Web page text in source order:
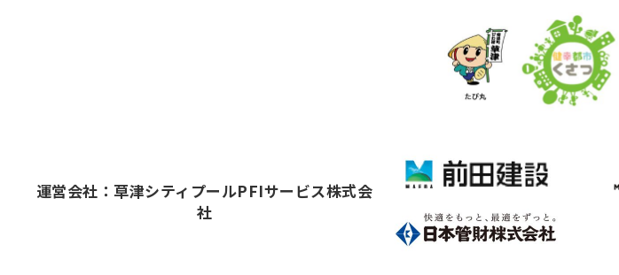
運営会社：草津シティプールPFIサービス株式会
社